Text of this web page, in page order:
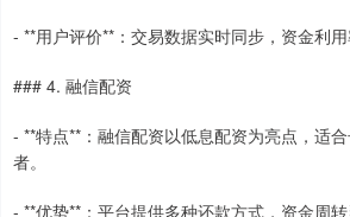
- **用户评价**：交易数据实时同步，资金利用
### 4. 融信配资
- **特点**：融信配资以低息配资为亮点，适
者。
- **优势**：平台提供多种还款方式，资金周转